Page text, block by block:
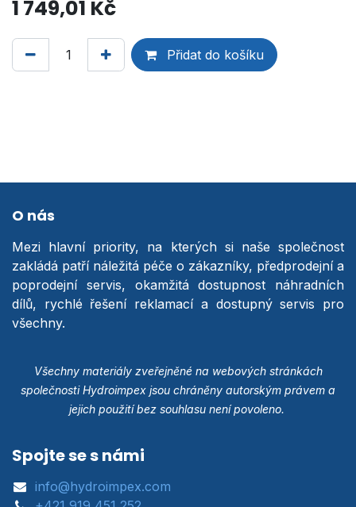
1 749,01 Kč
Přidat do košíku
O nás
Mezi hlavní priority, na kterých si naše společnost
zakládá patří náležitá péče o zákazníky, předprodejní a
poprodejní servis, okamžitá dostupnost náhradních
dílů, rychlé řešení reklamací a dostupný servis pro
všechny.
Všechny materiály zveřejněné na webových stránkách
společnosti Hydroimpex jsou chráněny autorským právem a
jejich použití bez souhlasu není povoleno.
Spojte se s námi
info@hydroimpex.com